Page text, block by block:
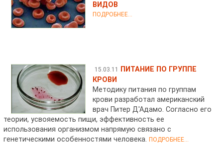
ВИДОВ
ПОДРОБНЕЕ...
15.03.11
ПИТАНИЕ ПО ГРУППЕ
КРОВИ
Методику питания по группам
крови разработал американский
врач Питер Д'Адамо. Согласно его
теории, усвояемость пищи, эффективность ее
использования организмом напрямую связано с
генетическими особенностями человека.ПОДРОБНЕЕ...